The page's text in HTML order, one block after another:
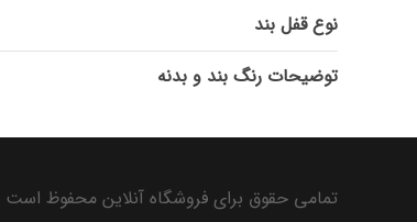
نوع قفل بند
توضیحات رنگ بند و بدنه
تمامی حقوق برای فروشگاه آنلاین محفوظ است